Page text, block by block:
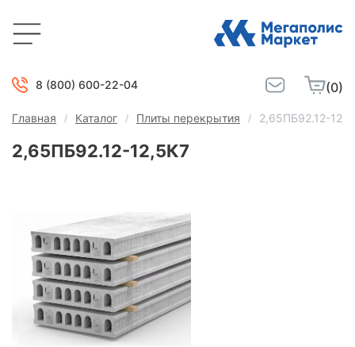
8 (800) 600-22-04 (0)
Главная Каталог Плиты перекрытия 2,65ПБ92.12-
2,65ПБ92.12-12,5К7